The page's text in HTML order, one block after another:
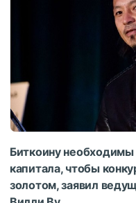
Биткоину
капитала, чтобы
золотом, заявил